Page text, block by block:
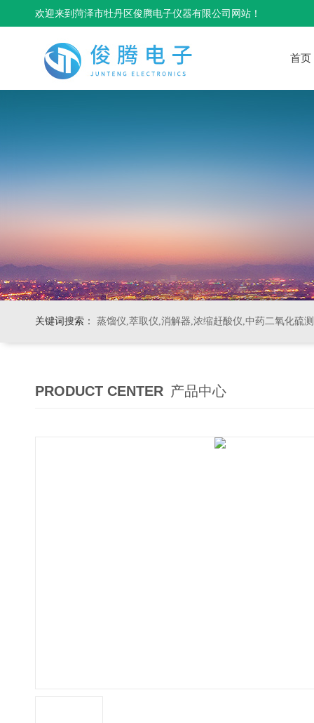
欢迎来到菏泽市牡丹区俊腾电子仪器有限公司网站！
首页
关键词搜索： 蒸馏仪,萃取仪,消解器,浓缩赶酸仪,中药二氧化硫
PRODUCT CENTER 产品中心